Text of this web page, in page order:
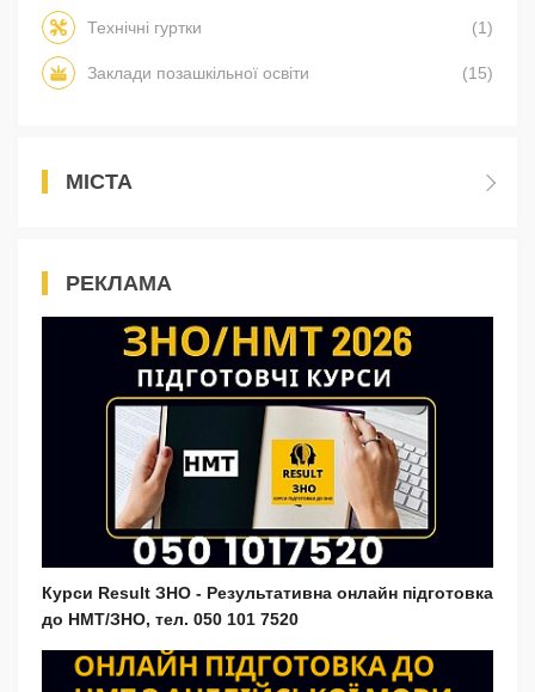
Технічні гуртки (1)
Заклади позашкільної освіти (15)
МІСТА
РЕКЛАМА
Курси Result ЗНО - Результативна онлайн підготовка
до НМТ/ЗНО, тел. 050 101 7520